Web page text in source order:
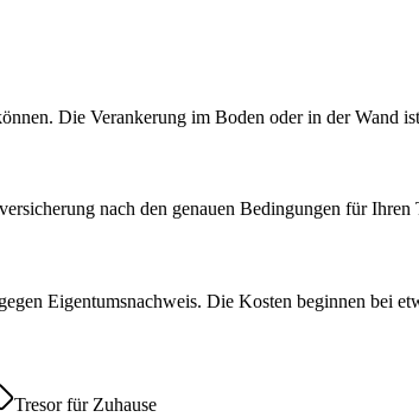
Die Verankerung im Boden oder in der Wand
nach den genauen Bedingungen für Ihren
Eigentumsnachweis. Die Kosten beginnen bei
Tresor für Zuhause